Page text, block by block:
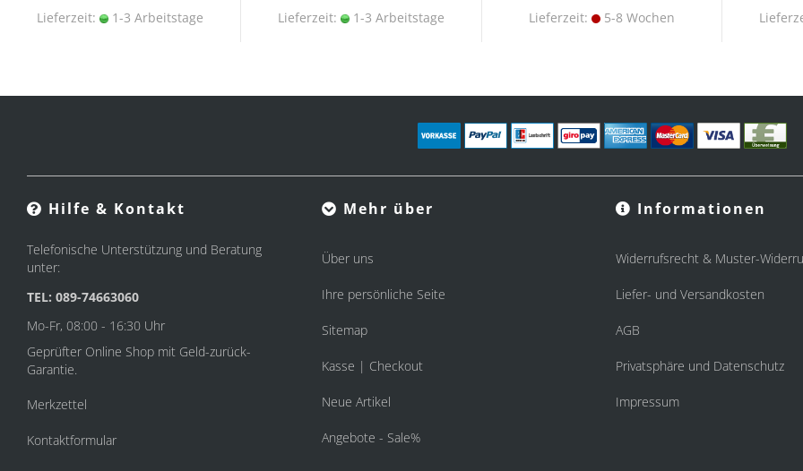
Lieferzeit: 1-3 Arbeitstage Lieferzeit: 1-3 Arbeitstage Lieferzeit: 5-8 Wochen
Hilfe & Kontakt
Telefonische Unterstützung und Beratung
unter:
TEL: 089-74663060
Mo-Fr, 08:00 - 16:30 Uhr
Geprüfter Online Shop mit Geld-zurück-
Garantie.
Merkzettel
Kontaktformular
Mehr über
Über uns
Ihre persönliche Seite
Sitemap
Kasse | Checkout
Neue Artikel
Angebote - Sale%
Informationen
Widerrufsrecht & Muster-
Liefer- und Versandkosten
AGB
Privatsphäre und Datenschutz
Impressum